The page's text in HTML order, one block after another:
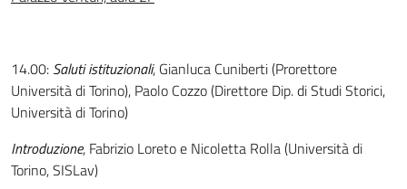
14.00: Saluti istituzionali, Gianluca Cuniberti (Prorettore
Università di Torino), Paolo Cozzo (Direttore Dip. di Studi Storici,
Università di Torino)
Introduzione, Fabrizio Loreto e Nicoletta Rolla (Università di
Torino, SISLav)